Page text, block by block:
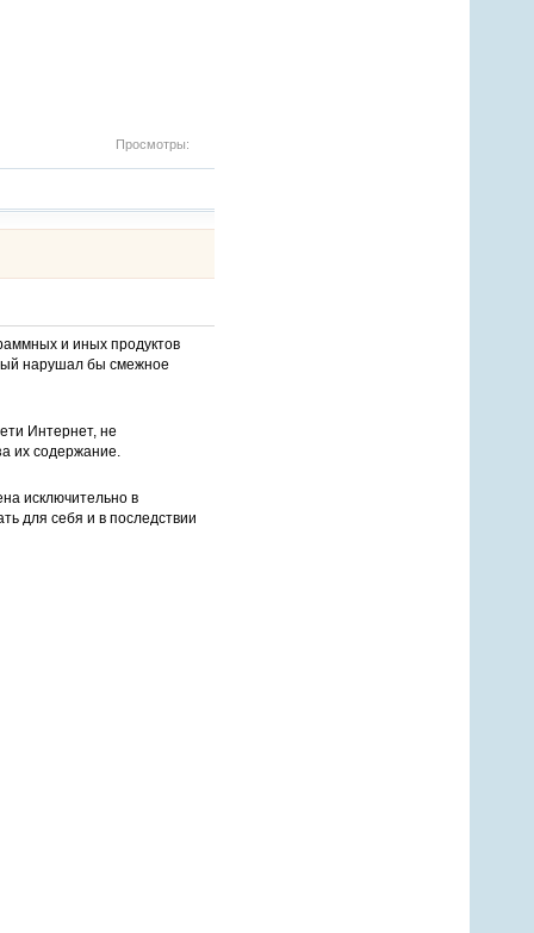
Просмотры:
и иных продуктов
нарушал бы смежное
Интернет, не
их содержание.
исключительно в
для себя и в последствии